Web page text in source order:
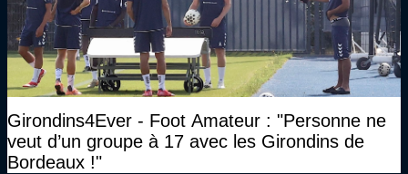
Girondins4Ever - Foot Amateur : "Personne ne
veut d’un groupe à 17 avec les Girondins de
Bordeaux !"